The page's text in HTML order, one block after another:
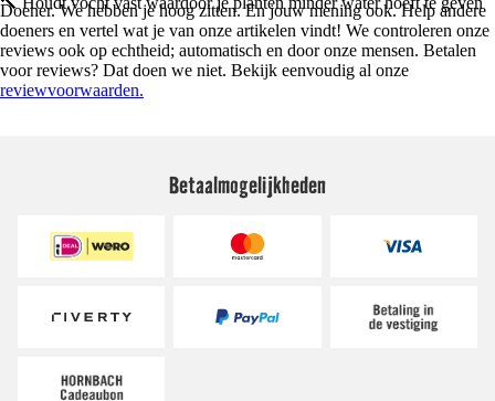
Doener. We hebben je hoog zitten. En jouw mening ook. Help andere
doeners en vertel wat je van onze artikelen vindt! We controleren onze
reviews ook op echtheid; automatisch en door onze mensen. Betalen
voor reviews? Dat doen we niet. Bekijk eenvoudig al onze
reviewvoorwaarden.
Betaalmogelijkheden